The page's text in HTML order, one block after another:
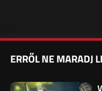
ERRŐL NE MARADJ